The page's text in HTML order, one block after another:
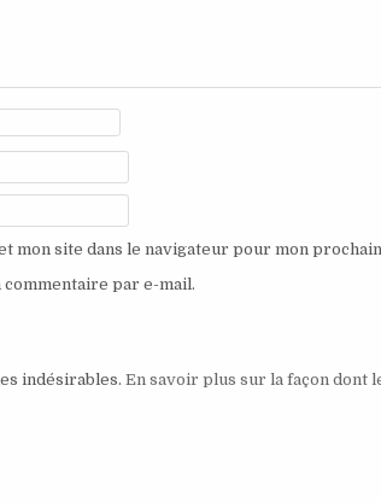
mon site dans le navigateur pour mon
par e-mail.
indésirables. En savoir plus sur la façon dont